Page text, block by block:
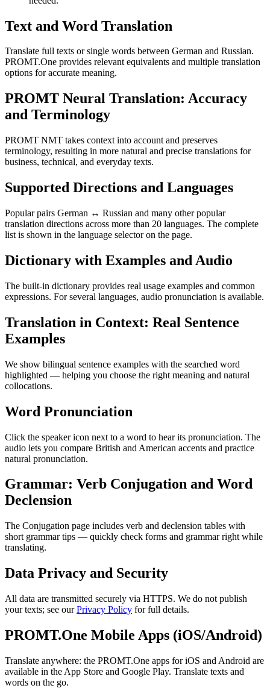
Text and Word Translation
Translate full texts or single words between German and Russian.
PROMT.One provides relevant equivalents and multiple translation
options for accurate meaning.
PROMT Neural Translation: Accuracy
and Terminology
PROMT NMT takes context into account and preserves
terminology, resulting in more natural and precise translations for
business, technical, and everyday texts.
Supported Directions and Languages
Popular pairs German ↔ Russian and many other popular
translation directions across more than 20 languages. The complete
list is shown in the language selector on the page.
Dictionary with Examples and Audio
The built-in dictionary provides real usage examples and common
expressions. For several languages, audio pronunciation is available.
Translation in Context: Real Sentence
Examples
We show bilingual sentence examples with the searched word
highlighted — helping you choose the right meaning and natural
collocations.
Word Pronunciation
Click the speaker icon next to a word to hear its pronunciation. The
audio lets you compare British and American accents and practice
natural pronunciation.
Grammar: Verb Conjugation and Word
Declension
The Conjugation page includes verb and declension tables with
short grammar tips — quickly check forms and grammar right while
translating.
Data Privacy and Security
All data are transmitted securely via HTTPS. We do not publish
your texts; see ourPrivacy Policy for full details.
PROMT.One Mobile Apps (iOS/Android)
Translate anywhere: the PROMT.One apps for iOS and Android are
available in the App Store and Google Play. Translate texts and
words on the go.